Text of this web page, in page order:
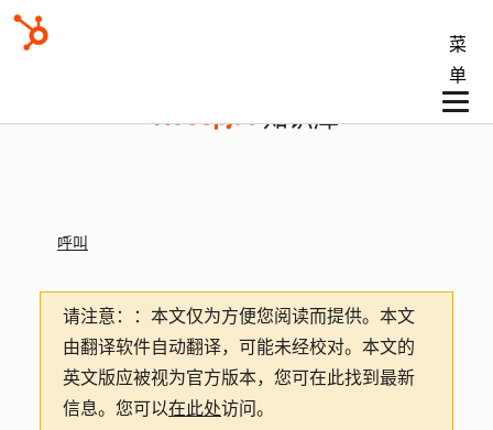
菜
单
知识库
呼叫
请注意： ：本文仅为方便您阅读而提供。 本文
由翻译软件自动翻译，可能未经校对。本文的
英文版应被视为官方版本，您可在此找到最新
信息。您可以在此处访问。